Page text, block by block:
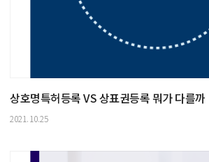
상호명특허등록 VS 상표권등록 뭐가 다를까
2021.10.25